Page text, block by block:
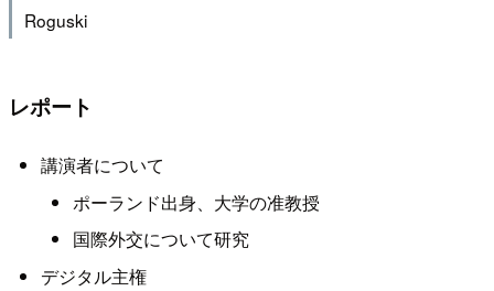
Roguski
レポート
講演者について
ポーランド出身、大学の准教授
国際外交について研究
デジタル主権